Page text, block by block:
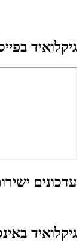
גיקלואיד
עדכונים
גיקלואיד